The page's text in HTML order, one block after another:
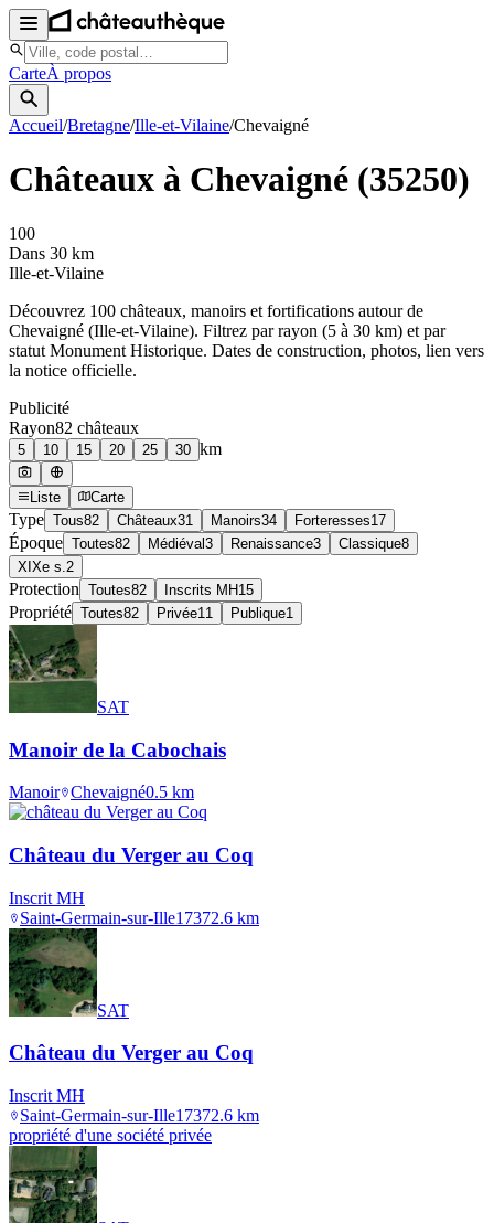
CarteÀ propos
Accueil/Bretagne/Ille-et-Vilaine/Chevaigné
Châteaux à Chevaigné (35250)
100
Dans 30 km
Ille-et-Vilaine
Découvrez 100 châteaux, manoirs et fortifications autour de
Chevaigné (Ille-et-Vilaine). Filtrez par rayon (5 à 30 km) et par
statut Monument Historique. Dates de construction, photos, lien vers
la notice officielle.
Publicité
Rayon82 châteaux
5 10 15 20 25 30 km
Liste Carte
Type Tous82 Châteaux31 Manoirs34 Forteresses17
Époque Toutes82 Médiéval 3 Renaissance3 Classique8
XIXe s. 2
Protection Toutes82 Inscrits MH15
Propriété Toutes82 Privée11 Publique1
SAT
Manoir de la Cabochais
Manoir Chevaigné0.5 km
Château du Verger au Coq
Inscrit MH
Saint-Germain-sur-Ille17372.6 km
SAT
Château du Verger au Coq
Inscrit MH
Saint-Germain-sur-Ille17372.6 km
propriété d'une société privée